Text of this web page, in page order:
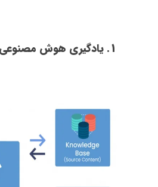
1. یادگیری هوش مصنوعی بدون نظارت (NLP/NLU)